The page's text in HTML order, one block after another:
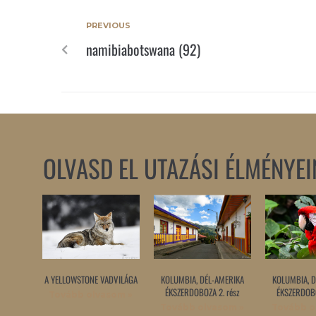
PREVIOUS
namibiabotswana (92)
OLVASD EL UTAZÁSI
A YELLOWSTONE VADVILÁGA
KOLUMBIA, DÉL-AMERIKA
ÉKSZERDOBOZA 2. rész
KOLUMBIA,